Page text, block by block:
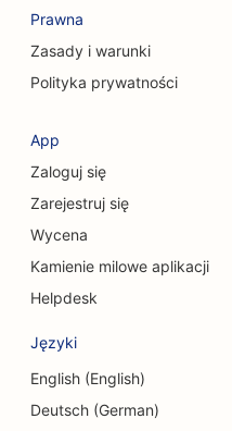
SEO dla kawiarni
SEO dla firm
SEO dla usług wymiany
SEO dla chirurgów
SEO dla unii
SEO dla sklepów z
SEO dla studiów tańca
SEO dla ośrodków
Prawna
Zasady i warunki
Polityka prywatności
App
Zaloguj się
Zarejestruj się
Wycena
Kamienie milowe aplikacji
Helpdesk
Języki
English (English)
Deutsch (German)